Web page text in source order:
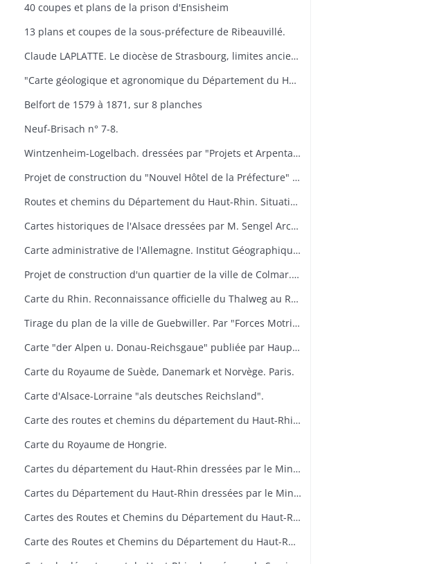
40 coupes et plans de la prison d'Ensisheim
13 plans et coupes de la sous-préfecture de Ribeauvillé.
Claude LAPLATTE. Le diocèse de Strasbourg, limites anciennes, limites actuelles. Strasbourg
"Carte géologique et agronomique du Département du Haut-Rhin"
Belfort de 1579 à 1871, sur 8 planches
Neuf-Brisach n° 7-8.
Wintzenheim-Logelbach. dressées par "Projets et Arpentages". Albert Klein​
Projet de construction du "Nouvel Hôtel de la Préfecture" à Colmar. dressées par l'architecte du Département.
Routes et chemins du Département du Haut-Rhin. Situation en 1957. Dressées par "Ponts et Chaussées"
Cartes historiques de l'Alsace dressées par M. Sengel Archives Départementales.
Carte administrative de l'Allemagne. Institut Géographique National
Projet de construction d'un quartier de la ville de Colmar. Dressé par l'architecte municipal
Carte du Rhin. Reconnaissance officielle du Thalweg au Rhin (Limite entre Nance et Bade). Service des Travaux du Rhin
Tirage du plan de la ville de Guebwiller. Par "Forces Motrices du haut-Rhin" secteur de Guebwiller
Carte "der Alpen u. Donau-Reichsgaue" publiée par Hauptvermessungsabteilung XIV im Wien.
Carte du Royaume de Suède, Danemark et Norvège. Paris.
Carte d'Alsace-Lorraine "als deutsches Reichsland".
Carte des routes et chemins du département du Haut-Rhin. Ponts et Chaussées. Situation en 1947.
Carte du Royaume de Hongrie.
Cartes du département du Haut-Rhin dressées par le Ministère de la Reconstruction et de l'Urbanisme
Cartes du Département du Haut-Rhin dressées par le Ministère de la Reconstruction et de l'Urbanisme
Cartes des Routes et Chemins du Département du Haut-Rhin. Situation en 1955 et 1957. Ponts et Chaussées
Carte des Routes et Chemins du Département du Haut-Rhin. Situation en 1955 et 1957. Ponts et Chaussées